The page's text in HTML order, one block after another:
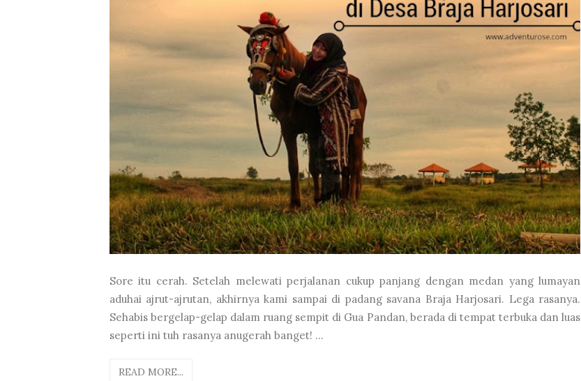
Sore itu cerah. Setelah melewati perjalanan cukup panjang dengan medan yang lumayan
aduhai ajrut-ajrutan, akhirnya kami sampai di padang savana Braja Harjosari. Lega rasanya.
Sehabis bergelap-gelap dalam ruang sempit di Gua Pandan, berada di tempat terbuka dan luas
seperti ini tuh rasanya anugerah banget! ...
READ MORE...